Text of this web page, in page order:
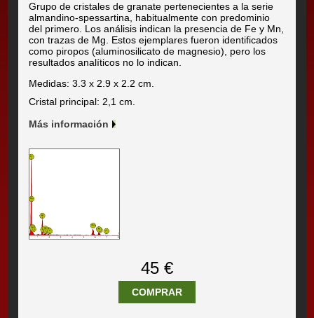
Grupo de cristales de granate pertenecientes a la serie
almandino-spessartina, habitualmente con predominio
del primero. Los análisis indican la presencia de Fe y Mn,
con trazas de Mg. Estos ejemplares fueron identificados
como piropos (aluminosilicato de magnesio), pero los
resultados analíticos no lo indican.
Medidas: 3.3 x 2.9 x 2.2 cm.
Cristal principal: 2,1 cm.
Más información
45 €
COMPRAR